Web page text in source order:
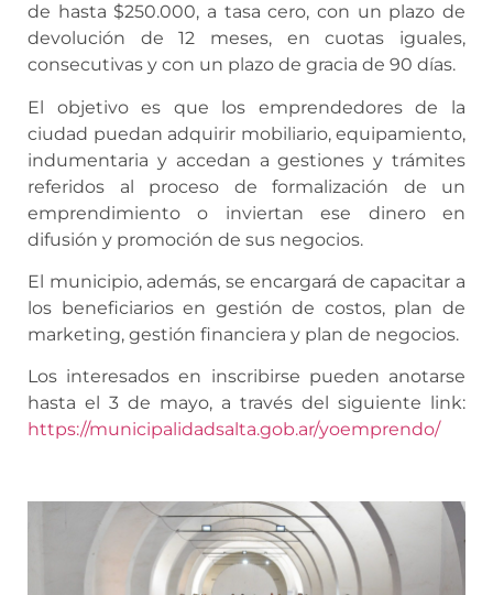
de hasta $250.000, a tasa cero, con un plazo de
devolución de 12 meses, en cuotas iguales,
consecutivas y con un plazo de gracia de 90 días.
El objetivo es que los emprendedores de la
ciudad puedan adquirir mobiliario, equipamiento,
indumentaria y accedan a gestiones y trámites
referidos al proceso de formalización de un
emprendimiento o inviertan ese dinero en
difusión y promoción de sus negocios.
El municipio, además, se encargará de capacitar a
los beneficiarios en gestión de costos, plan de
marketing, gestión financiera y plan de negocios.
Los interesados en inscribirse pueden anotarse
hasta el 3 de mayo, a través del siguiente link:
https://municipalidadsalta.gob.ar/yoemprendo/